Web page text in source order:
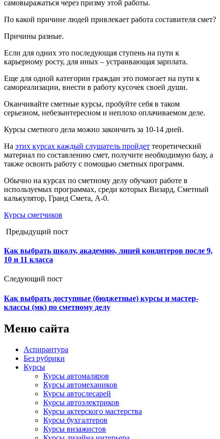
самовыражаться через призму этой работы.
По какой причине людей привлекает работа составителя смет?
Причины разные.
Если для одних это последующая ступень на пути к
карьерному росту, для иных – устраивающая зарплата.
Еще для одной категории граждан это помогает на пути к
самореализации, внести в работу кусочек своей души.
Оканчивайте сметные курсы, пробуйте себя в таком
серьезном, небезынтересном и неплохо оплачиваемом деле.
Курсы сметного дела можно закончить за 10-14 дней.
На этих курсах каждый слушатель пройдет теоретический
материал по составлению смет, получите необходимую базу, а
также освоить работу с помощью сметных программ.
Обычно на курсах по сметному делу обучают работе в
используемых программах, среди которых Визард, Сметный
калькулятор, Гранд Смета, А-0.
Курсы сметчиков
Предыдущий пост
Как выбрать школу, академию, лицей кондитеров после 9,
10 и 11 класса
Следующий пост
Как выбрать доступные (бюджетные) курсы и мастер-
классы (мк) по сметному делу
Меню сайта
Аспирантура
Без рубрики
Курсы
Курсы автомаляров
Курсы автомехаников
Курсы автослесарей
Курсы автоэлектриков
Курсы актерского мастерства
Курсы бухгалтеров
Курсы визажистов